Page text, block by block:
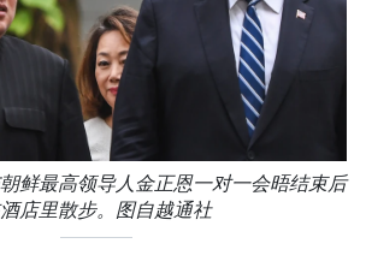
鲜最高领导人金正恩一对一会晤结束后
店里散步。图自越通社